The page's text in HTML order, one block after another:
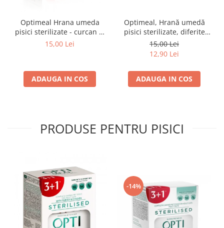
Optimeal Hrana umeda
pisici sterilizate - curcan si
pui in sos, set 3+1,
15,00 Lei
ADAUGA IN COS
Optimeal, Hrană umedă
pisici sterilizate, diferite
arome, (3+1), 0.34kg
15,00 Lei
12,90 Lei
ADAUGA IN COS
PRODUSE PENTRU PISICI
-14%